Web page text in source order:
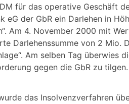
für das operative Geschäft
der GbR ein Darlehen in
Am 4. November 2000 mit
Darlehenssumme von 2 Mio.
Am selben Tag überwies
gegen die GbR zu tilgen.
das Insolvenzverfahren